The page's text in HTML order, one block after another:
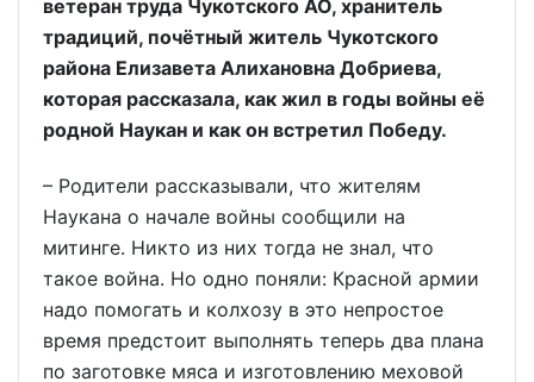
ветеран труда Чукотского АО, хранитель
традиций, почётный житель Чукотского
района Елизавета Алихановна Добриева,
которая рассказала, как жил в годы войны её
родной Наукан и как он встретил Победу.
– Родители рассказывали, что жителям
Наукана о начале войны сообщили на
митинге. Никто из них тогда не знал, что
такое война. Но одно поняли: Красной армии
надо помогать и колхозу в это непростое
время предстоит выполнять теперь два плана
по заготовке мяса и изготовлению меховой